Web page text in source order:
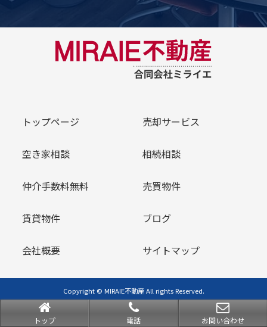
トップ 電話 お問い合わせ
トップページ 売却サービス
空き家相談 相続相談
仲介手数料無料 売買物件
賃貸物件 ブログ
会社概要 サイトマップ
Copyright © MIRAIE不動産 All rights Reserved.
powered by 不動産クラウドオフィス